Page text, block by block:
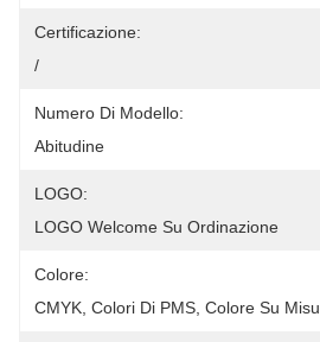
Certificazione:
/
Numero Di Modello:
Abitudine
LOGO:
LOGO Welcome Su Ordinazione
Colore:
CMYK, Colori Di PMS, Colore Su